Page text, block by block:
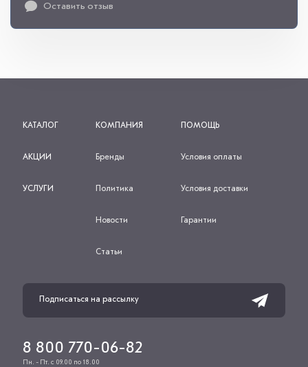
Оставить отзыв
КАТАЛОГ
АКЦИИ
УСЛУГИ
КОМПАНИЯ
Бренды
Политика
Новости
Статьи
ПОМОЩЬ
Условия оплаты
Условия доставки
Гарантии
8 800 770-06-82
Пн. - Пт. с 09.00 по 18.00